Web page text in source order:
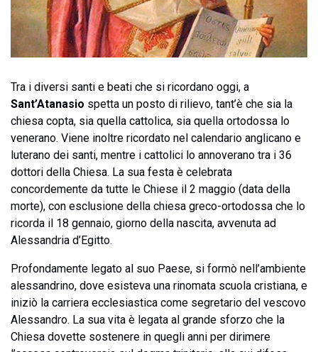
Tra i diversi santi e beati che si ricordano oggi, a
Sant’Atanasio spetta un posto di rilievo, tant’è che sia la
chiesa copta, sia quella cattolica, sia quella ortodossa lo
venerano. Viene inoltre ricordato nel calendario anglicano e
luterano dei santi, mentre i cattolici lo annoverano tra i 36
dottori della Chiesa. La sua festa è celebrata
concordemente da tutte le Chiese il 2 maggio (data della
morte), con esclusione della chiesa greco-ortodossa che lo
ricorda il 18 gennaio, giorno della nascita, avvenuta ad
Alessandria d’Egitto.
Profondamente legato al suo Paese, si formò nell’ambiente
alessandrino, dove esisteva una rinomata scuola cristiana, e
iniziò la carriera ecclesiastica come segretario del vescovo
Alessandro. La sua vita è legata al grande sforzo che la
Chiesa dovette sostenere in quegli anni per dirimere